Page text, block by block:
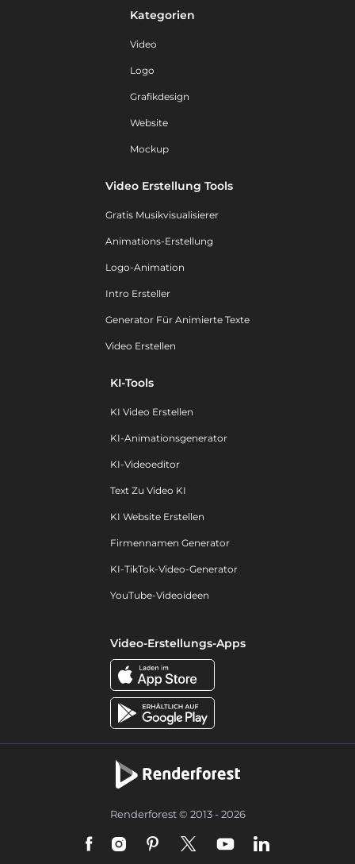
Kategorien
Video
Logo
Grafikdesign
Website
Mockup
Video Erstellung Tools
Gratis Musikvisualisierer
Animations-Erstellung
Logo-Animation
Intro Ersteller
Generator Für Animierte Texte
Video Erstellen
KI-Tools
KI Video Erstellen
KI-Animationsgenerator
KI-Videoeditor
Text Zu Video KI
KI Website Erstellen
Firmennamen Generator
KI-TikTok-Video-Generator
YouTube-Videoideen
Video-Erstellungs-Apps
Renderforest © 2013 - 2026